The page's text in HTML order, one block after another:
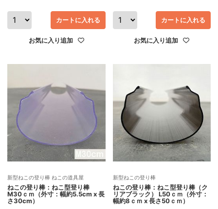
カートに入れる
お気に入り追加
カートに入れる
お気に入り追加
新型ねこの登り棒 ねこの道具屋
ねこの登り棒：ねこ型登り棒
M30ｃｍ（外寸：幅約5.5cm x 長
さ30cm）
新型ねこの登り棒
ねこの登り棒：ねこ型登り棒（ク
リアブラック） L50ｃｍ（外寸：
幅約8ｃｍ x 長さ50ｃｍ）